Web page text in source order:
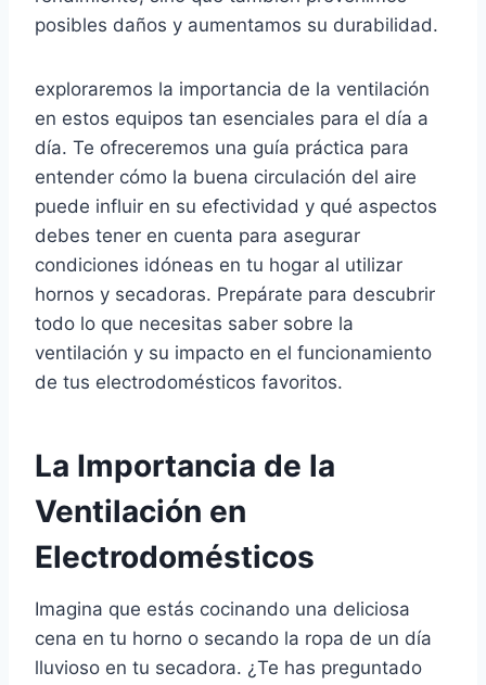
posibles daños y aumentamos su durabilidad.
exploraremos la importancia de la ventilación
en estos equipos tan esenciales para el día a
día. Te ofreceremos una guía práctica para
entender cómo la buena circulación del aire
puede influir en su efectividad y qué aspectos
debes tener en cuenta para asegurar
condiciones idóneas en tu hogar al utilizar
hornos y secadoras. Prepárate para descubrir
todo lo que necesitas saber sobre la
ventilación y su impacto en el funcionamiento
de tus electrodomésticos favoritos.
La Importancia de la
Ventilación en
Electrodomésticos
Imagina que estás cocinando una deliciosa
cena en tu horno o secando la ropa de un día
lluvioso en tu secadora. ¿Te has preguntado